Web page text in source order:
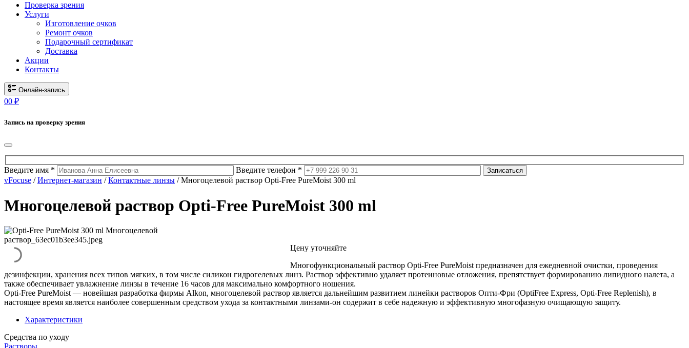
Проверка зрения
Услуги
Изготовление очков
Ремонт очков
Подарочный сертификат
Доставка
Акции
Контакты
Онлайн-запись
00 ₽
Запись на проверку зрения
Введите имя * Введите телефон * Записаться
vFocuse /Интернет-магазин /Контактные линзы / Многоцелевой раствор Opti-Free PureMoist 300 ml
Многоцелевой раствор Opti-Free PureMoist 300 ml
Цену уточняйте
Многофункциональный раствор Opti-Free PureMoist предназначен для ежедневной очистки, проведения
дезинфекции, хранения всех типов мягких, в том числе силикон гидрогелевых линз. Раствор эффективно удаляет протеиновые отложения, препятствует формированию липидного налета, а
также обеспечивает увлажнение линзы в течение 16 часов для максимально комфортного ношения.
Opti-Free PureMoist — новейшая разработка фирмы Alkon, многоцелевой раствор является дальнейшим развитием линейки растворов Опти-Фри (OptiFree Express, Opti-Free Replenish), в
настоящее время является наиболее совершенным средством ухода за контактными линзами-он содержит в себе надежную и эффективную многофазную очищающую защиту.
Характеристики
Средства по уходу